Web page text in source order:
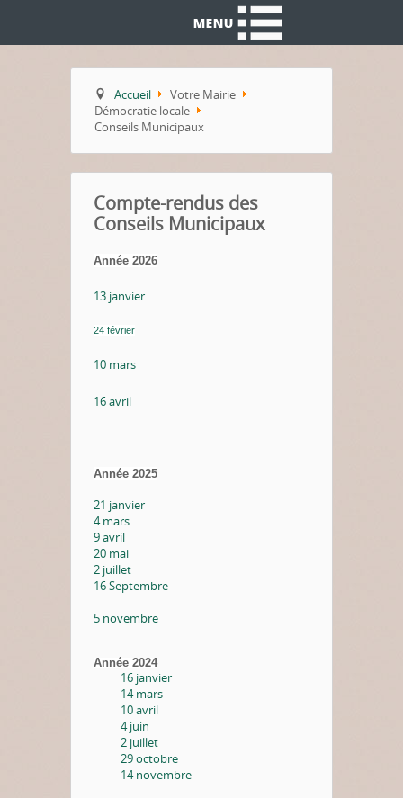
Accueil
Votre Mairie
Démocratie locale
Conseils Municipaux
Compte-rendus des
Conseils Municipaux
Année 2026
13 janvier
24 février
10 mars
16 avril
Année 2025
21 janvier
4 mars
9 avril
20 mai
2 juillet
16 Septembre
5 novembre
Année 2024
16 janvier
14 mars
10 avril
4 juin
2 juillet
29 octobre
14 novembre